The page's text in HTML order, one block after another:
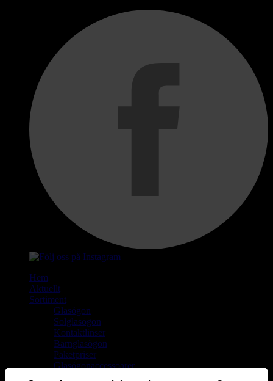
Hem
Aktuellt
Sortiment
Glasögon
Solglasögon
Kontaktlinser
Barnglasögon
Paketpriser
Glasögonaccessoarer